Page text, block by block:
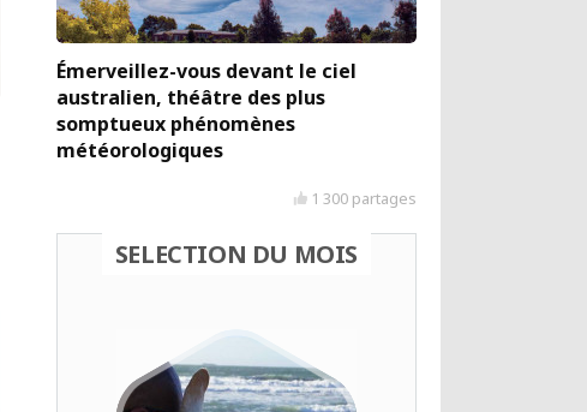
Émerveillez-vous devant le ciel
australien, théâtre des plus
somptueux phénomènes
météorologiques
1 300 partages
SELECTION DU MOIS